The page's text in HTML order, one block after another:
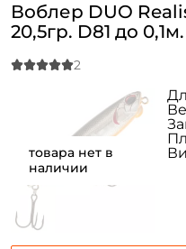
товара нет в
наличии
Воблер DUO
20,5гр. D81 до